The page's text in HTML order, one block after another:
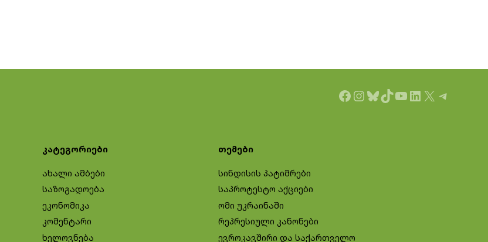
Facebook
Instagram
Bluesky
TikTok
YouTube
LinkedIn
X Telegram
კატეგორიები
ახალი ამბები
საზოგადოება
ეკონომიკა
კომენტარი
ხელოვნება
თემები
სინდისის პატიმრები
საპროტესტო აქციები
ომი უკრაინაში
რეპრესიული კანონები
ევროკავშირი და საქართველო